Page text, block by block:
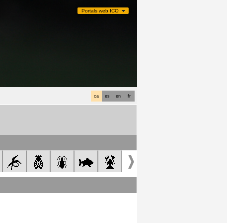
Portals web ICO
fr
en
es
ca